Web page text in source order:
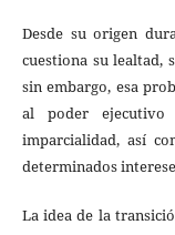
Desde su origen
cuestiona su lealtad,
sin embargo, esa
al poder
imparcialidad, así
determinados
La idea de la